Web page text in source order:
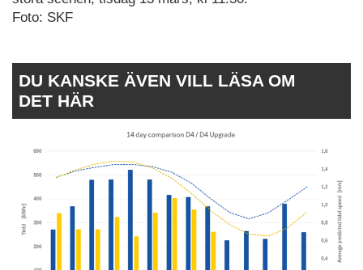
Foto: SKF
DU KANSKE ÄVEN VILL LÄSA OM
DET HÄR